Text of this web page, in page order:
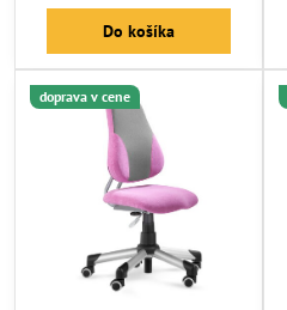
Do košíka
doprava v cene